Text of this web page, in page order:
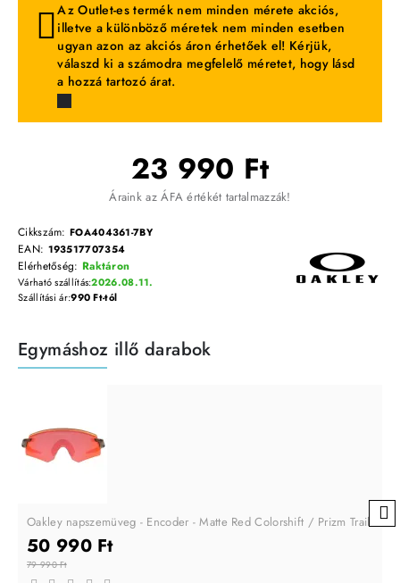
23 990 Ft
Áraink az ÁFA értékét tartalmazzák!
Cikkszám: FOA404361-7BY
EAN: 193517707354
Elérhetőség: Raktáron
Várható szállítás:2026.08.11.
Szállítási ár:990 Ft-tól
Az Outlet-es termék nem minden mérete akciós,
illetve a különböző méretek nem minden esetben
ugyan azon az akciós áron érhetőek el! Kérjük,
válaszd ki a számodra megfelelő méretet, hogy lásd
a hozzá tartozó árat.
Egymáshoz illő darabok
Oakley napszemüveg - Encoder - Matte Red Colorshift / Prizm Trail
50 990 Ft
79 990 Ft